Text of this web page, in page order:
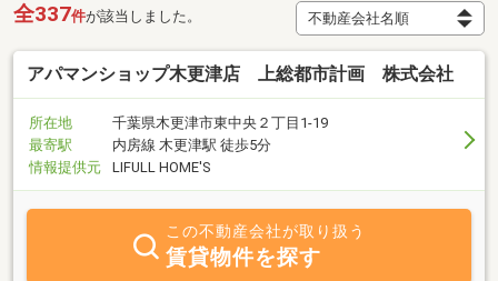
全337件が該当しました。
アパマンショップ木更津店 上総都市計画 株式会社
所在地
千葉県木更津市東中央２丁目1-19
最寄駅
内房線 木更津駅 徒歩5分
情報提供元
LIFULL HOME'S
この不動産会社が取り扱う
賃貸物件を探す